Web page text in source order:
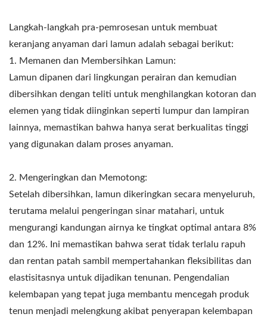
Langkah-langkah pra-pemrosesan untuk membuat
keranjang anyaman dari lamun adalah sebagai berikut:
1. Memanen dan Membersihkan Lamun:
Lamun dipanen dari lingkungan perairan dan kemudian
dibersihkan dengan teliti untuk menghilangkan kotoran dan
elemen yang tidak diinginkan seperti lumpur dan lampiran
lainnya, memastikan bahwa hanya serat berkualitas tinggi
yang digunakan dalam proses anyaman.
2. Mengeringkan dan Memotong:
Setelah dibersihkan, lamun dikeringkan secara menyeluruh,
terutama melalui pengeringan sinar matahari, untuk
mengurangi kandungan airnya ke tingkat optimal antara 8%
dan 12%. Ini memastikan bahwa serat tidak terlalu rapuh
dan rentan patah sambil mempertahankan fleksibilitas dan
elastisitasnya untuk dijadikan tenunan. Pengendalian
kelembapan yang tepat juga membantu mencegah produk
tenun menjadi melengkung akibat penyerapan kelembapan